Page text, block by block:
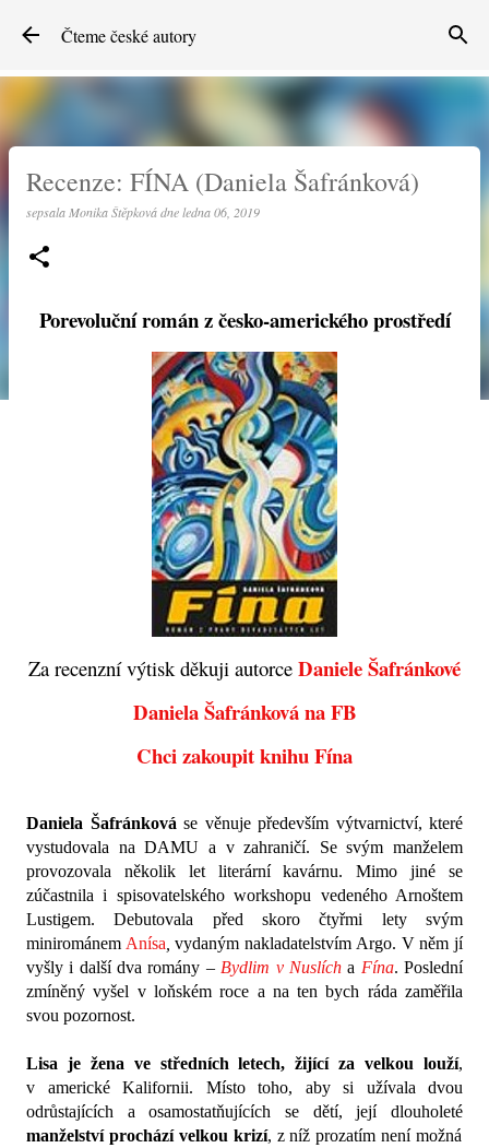
Přeskočit na hlavní obsah
Čteme české autory
Recenze: FÍNA (Daniela Šafránková)
sepsala Monika Štěpkovádneledna 06, 2019
Porevoluční román z česko-amerického prostředí
Za recenzní výtisk děkuji autorce Daniele Šafránkové
Daniela Šafránková na FB
Chci zakoupit knihu Fína
Daniela Šafránková se věnuje především výtvarnictví, které
vystudovala na DAMU a v zahraničí. Se svým manželem
provozovala několik let literární kavárnu. Mimo jiné se
zúčastnila i spisovatelského workshopu vedeného Arnoštem
Lustigem. Debutovala před skoro čtyřmi lety svým
minirománem Anísa ,vydaným nakladatelstvím Argo. V něm jí
vyšly i další dva romány – Bydlim v Nuslícha Fína. Poslední
zmíněný vyšel v loňském roce a na ten bych ráda zaměřila
svou pozornost.
Lisa je žena ve středních letech, žijící za velkou louží,
v americké Kalifornii. Místo toho, aby si užívala dvou
odrůstajících a osamostatňujících se dětí, její dlouholeté
manželství prochází velkou krizí, z níž prozatím není možná